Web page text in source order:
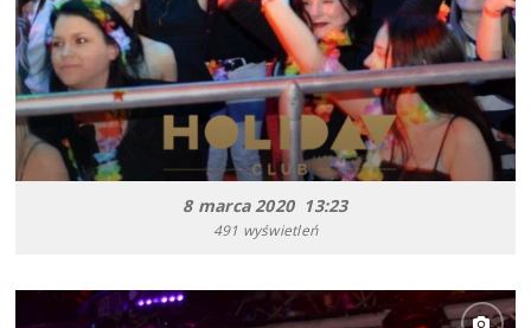
8 marca 2020 13:23
491 wyświetleń